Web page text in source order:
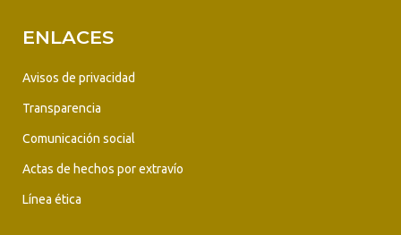
ENLACES
Avisos de privacidad
Transparencia
Comunicación social
Actas de hechos por extravío
Línea ética